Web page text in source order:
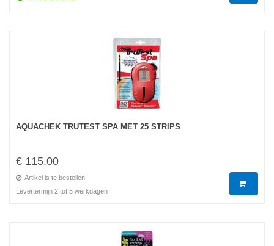
AQUACHEK TRUTEST SPA MET 25 STRIPS
€ 115.00
Artikel is te bestellen
Levertermijn 2 tot 5 werkdagen